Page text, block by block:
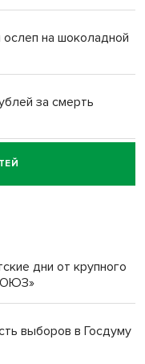
на шоколадной
за смерть
за смерть
дни от крупного
выборов в Госдуму